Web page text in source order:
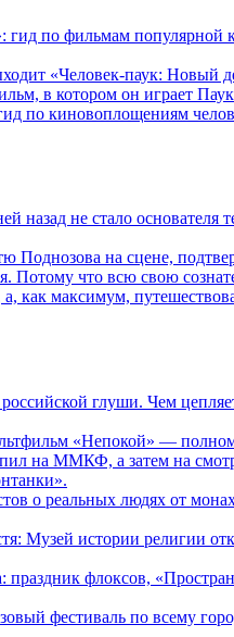
гид по фильмам популярной
«Человек-паук: Новый
в котором он играет
по киновоплощениям
назад не стало
Поднозова на сцене,
Потому что всю свою
как максимум,
глуши. Чем
«Непокой» —
на ММКФ, а затем на
о реальных людях от
Музей истории религии
праздник флоксов,
фестиваль по всему